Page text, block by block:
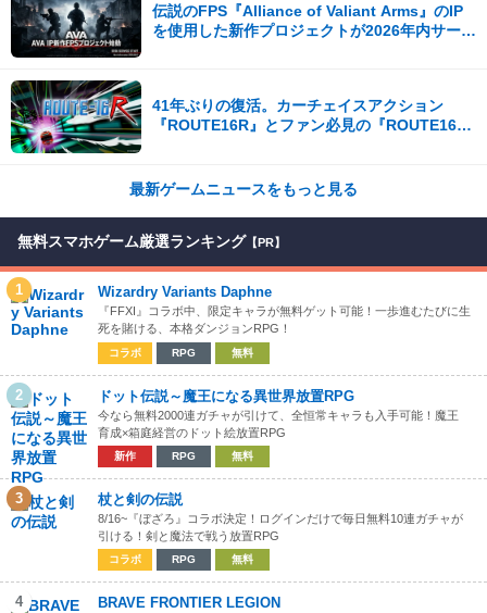
伝説のFPS『Alliance of Valiant Arms』のIP
を使用した新作プロジェクトが2026年内サービ
41年ぶりの復活。カーチェイスアクション
『ROUTE16R』とファン必見の『ROUTE16
最新ゲームニュースをもっと見る
無料スマホゲーム厳選ランキング 【PR】
1 Wizardry Variants Daphne
『FFXI』コラボ中、限定キャラが無料ゲット可能！一歩進むたびに生
死を賭ける、本格ダンジョンRPG！
コラボ RPG 無料
2 ドット伝説～魔王になる異世界放置RPG
今なら無料2000連ガチャが引けて、全恒常キャラも入手可能！魔王
育成×箱庭経営のドット絵放置RPG
新作 RPG 無料
3 杖と剣の伝説
8/16~『ぼざろ』コラボ決定！ログインだけで毎日無料10連ガチャが
引ける！剣と魔法で戦う放置RPG
コラボ RPG 無料
4 BRAVE FRONTIER LEGION